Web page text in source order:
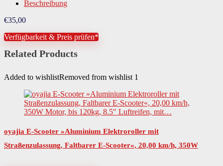
Leistung Akku in Volt 36,00 V
Beschaffenheit Trittfläche hoher Elastizität und Verschleißfestigkeit
Art Räder
Anzahl Räder 2
Steigfähigkeit 15,00 °
Beschreibung
€35,00
Verfügbarkeit & Preis prüfen*
Related Products
Added to wishlistRemoved from wishlist 1
oyajia E-Scooter »Aluminium Elektroroller mit
Straßenzulassung, Faltbarer E-Scooter«, 20,00 km/h, 350W